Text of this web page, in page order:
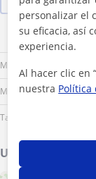
Mañana
Mediodía
Tarde
Ubicación de mis
personalizar el
su eficacia, así
experiencia.
Al hacer clic en
nuestra Política